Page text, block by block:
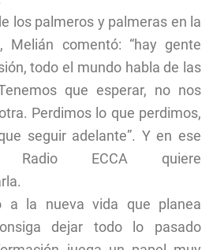
los palmeros y palmeras en la
Melián comentó: “hay gente
todo el mundo habla de las
que esperar, no nos
Perdimos lo que perdimos,
seguir adelante”. Y en ese
Radio ECCA quiere
a la nueva vida que planea
dejar todo lo pasado